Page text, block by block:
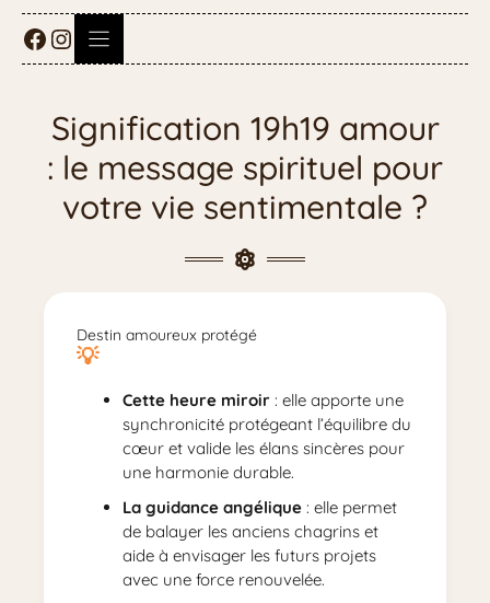
Signification 19h19 amour
: le message spirituel pour
votre vie sentimentale ?
Destin amoureux protégé
Cette heure miroir : elle apporte une
synchronicité protégeant l’équilibre du
cœur et valide les élans sincères pour
une harmonie durable.
La guidance angélique : elle permet
de balayer les anciens chagrins et
aide à envisager les futurs projets
avec une force renouvelée.